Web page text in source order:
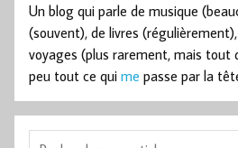
Un blog qui parle de musique
(souvent), de livres
voyages (plus rarement, mais tout
peu tout ce qui me passe par la